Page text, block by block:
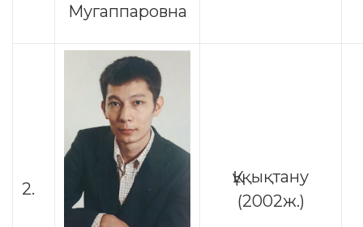
Мугаппаровна
2.
Құқықтану
(2002ж.)